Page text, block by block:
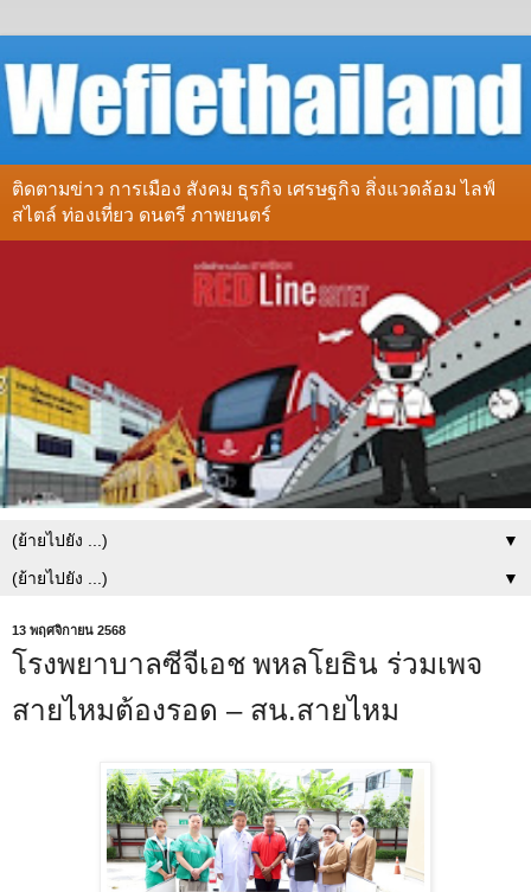
ติดตามข่าว การเมือง สังคม ธุรกิจ เศรษฐกิจ สิ่งแวดล้อม ไลฟ์
สไตล์ ท่องเที่ยว ดนตรี ภาพยนตร์
▼
▼
13 พฤศจิกายน 2568
โรงพยาบาลซีจีเอช พหลโยธิน ร่วมเพจ
สายไหมต้องรอด – สน.สายไหม